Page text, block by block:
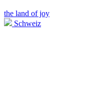
the land of joy
Schweiz